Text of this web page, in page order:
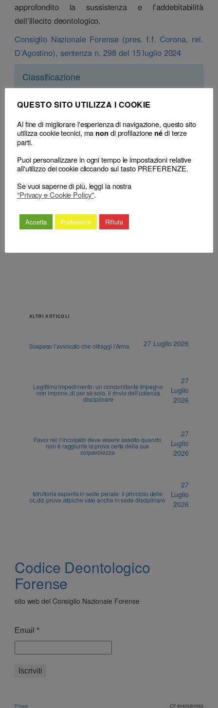
approfondito la sussistenza e l’addebitabilità
dell’illecito deontologico.
Consiglio Nazionale Forense (pres. f.f. Corona, rel.
D’Agostino), sentenza n. 298 del 15 luglio 2024
Classificazione
– Decisione:Consiglio Nazionale Forense, sentenza n. 298 del 15 Luglio
– Consiglio territoriale:CDD Campobasso, delibera del 12 Luglio 2021
← L’assoluzione (piena) in sede penale
al CNF l’incolpato condannato in sede
disciplinare (che deve invece attivarsi
ALTRI ARTICOLI
Sospeso l’avvocato che oltraggi l’Arma 27 Luglio 2026
Legittimo impedimento: un concomitante impegno
non impone, di per sè solo, il rinvio dell’udienza
disciplinare
27
Luglio
2026
Favor rei: l’incolpato deve essere assolto quando
non è raggiunta la prova certa della sua
colpevolezza
27
Luglio
2026
Istruttoria esperita in sede penale: il principio delle
cc.dd. prove atipiche vale anche in sede disciplinare
27
Luglio
2026
Codice Deontologico
Forense
sito web del Consiglio Nazionale Forense
Email *
Privacy C.F. 80409200583
QUESTO SITO UTILIZZA I COOKIE
Al fine di migliorare l'esperienza di navigazione, questo sito
utilizza cookie tecnici, ma non di profilazione nédi terze
parti.
Puoi personalizzare in ogni tempo le impostazioni relative
all'utilizzo dei cookie cliccando sul tasto PREFERENZE.
Se vuoi saperne di più, leggi la nostra
"Privacy e Cookie Policy".
Accetta Preferenze Rifiuta